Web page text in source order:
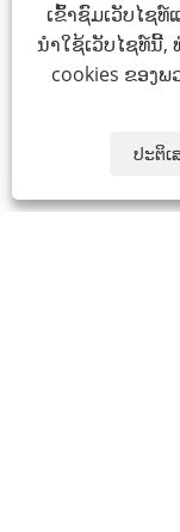
ເຂົ້າຊົມເວັບໄຊ
ນໍາໃຊ້ເວັບໄຊທ໌ນີ້,
cookies ຂອງພ
ປະຕິເ